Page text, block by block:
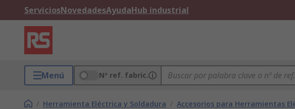
ServiciosNovedadesAyudaHub industrial
Menú Nº ref. fabric.
/ Herramienta Eléctrica y Soldadura / Accesorios para Herramientas